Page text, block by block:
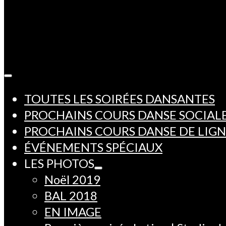
TOUTES LES SOIRÉES DANSANTES
PROCHAINS COURS DANSE
PROCHAINS COURS DANSE DE
ÉVÉNEMENTS SPÉCIAUX
LES PHOTOS
Noël 2019
BAL 2018
EN IMAGE